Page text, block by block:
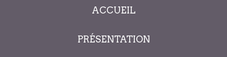
ACCUEIL
PRÉSENTATION